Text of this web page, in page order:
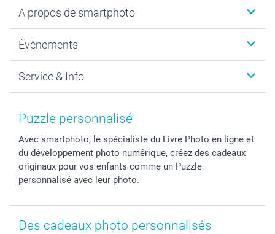
Cadeaux photo
MyNameBook
Développement photo & Tirage photo
Cadres photo & accessoires déco
Stickers & Etiquettes
Chèque Cadeau
A propos de smartphoto
Durabilité
Gestion des cookies
Mentions Légales
Affiliation
Investor Relations
B2B smartbusiness
Évènements
Nouvel An
Fête des Mères
Confirmation ou communion
Mariage
Fête d'anniversaire
Tous les évènements
Service & Info
Tarifs et frais de livraison
Livraison en 48 heures
Modes de Paiement
Identifiez-vous
Statut de ma commande
smarfriends
Puzzle personnalisé
Avec smartphoto, le spécialiste du Livre Photo en ligne et
du développement photo numérique, créez des cadeaux
originaux pour vos enfants comme un Puzzle
personnalisé avec leur photo.
Des cadeaux photo personnalisés